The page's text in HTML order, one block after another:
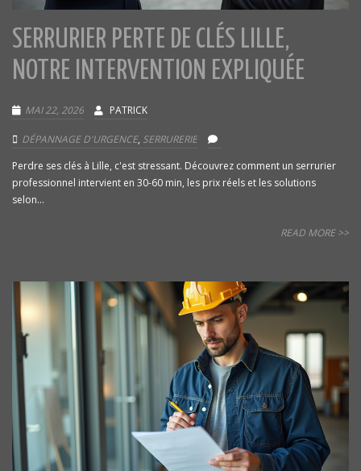
SERRURIER PERTE DE CLÉS LILLE,
NOTRE INTERVENTION EXPLIQUÉE
MAI 22, 2026 PATRICK
DÉPANNAGE D'URGENCE, SERRURERIE
Perdre ses clés à Lille, c'est stressant. Découvrez comment un serrurier
professionnel intervient en 30-60 min, les prix réels et les solutions
selon...
READ MORE >>